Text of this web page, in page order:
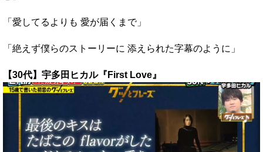
「愛してるよりも 愛が届くまで」
「絶えず僕らのストーリーに 添えられた字幕のように」
【30代】宇多田ヒカル『First Love』